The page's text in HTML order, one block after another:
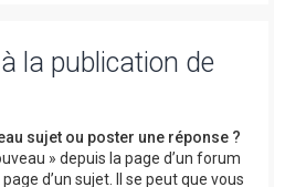
la publication de
sujet ou poster une réponse ?
» depuis la page d’un forum
d’un sujet. Il se peut que vous